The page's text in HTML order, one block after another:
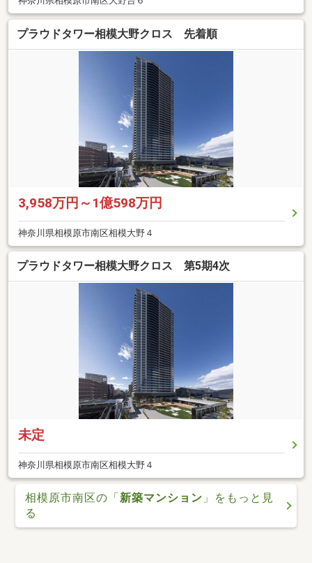
プラウドタワー相模大野クロス 先着順
3,958万円～1億598万円
神奈川県相模原市南区相模大野４
プラウドタワー相模大野クロス 第5期4次
未定
神奈川県相模原市南区相模大野４
相模原市南区の「新築マンション 」をもっと見
る